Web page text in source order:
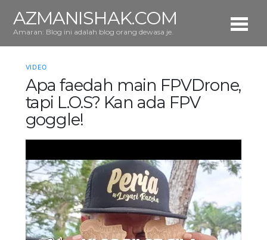
AZMANISHAK.COM
Amaran: Blog ini adalah blog orang dewasa je.
VIDEO
Apa faedah main FPVDrone,
tapi L.O.S? Kan ada FPV
goggle!